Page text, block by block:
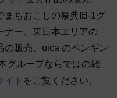
まちおこしの祭典!B-1グ
ナー、東日本エリアの
の販売、uica のペンギン
グループならではの雑
イト をご覧ください。